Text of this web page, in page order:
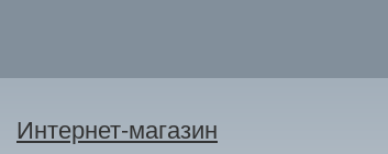
Интернет-магазин